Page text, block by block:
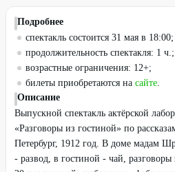
Подробнее
спектакль состоится 31 мая в 18:00;
продолжительность спектакля: 1 ч.;
возрастные ограничения: 12+;
билеты приобретаются на сайте.
Описание
Выпускной спектакль актёрской
«Разговоры из гостиной» по
Петербург, 1912 год. В доме мадам
- развод, в гостиной - чай,